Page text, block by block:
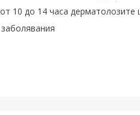
10 до 14 часа дерматолозите